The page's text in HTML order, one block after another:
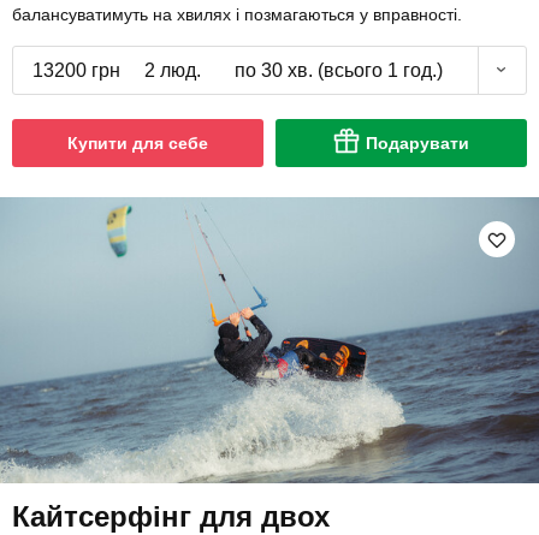
балансуватимуть на хвилях і позмагаються у вправності.
13200 грн 2 люд. по 30 хв. (всього 1 год.)
Купити для себе Подарувати
Кайтсерфінг для двох